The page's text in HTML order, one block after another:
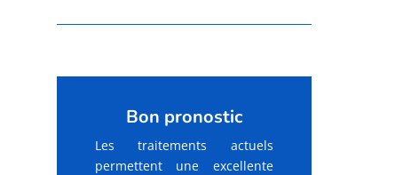
Bon pronostic
Les traitements actuels
permettent une excellente